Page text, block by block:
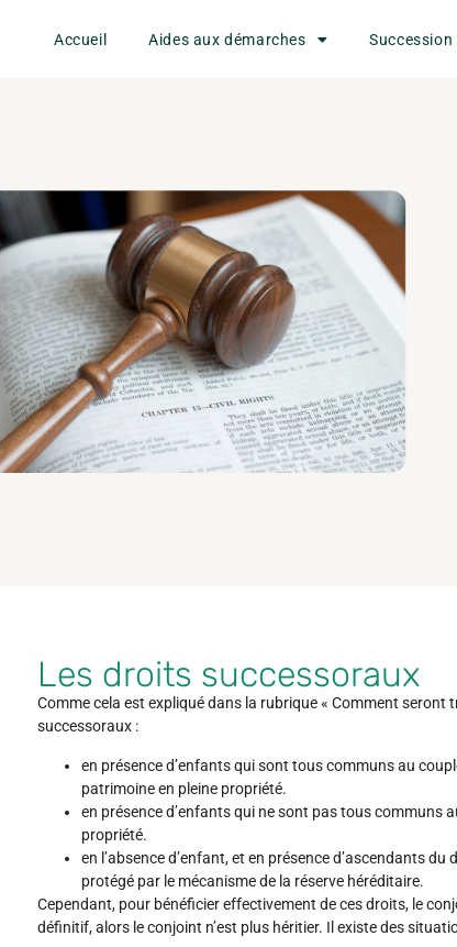
Accueil Aides aux démarches Succession
Les droits successoraux
Comme cela est expliqué dans la rubrique « Comment
successoraux :
en présence d’enfants qui sont tous communs au
patrimoine en pleine propriété.
en présence d’enfants qui ne sont pas tous communs
propriété.
en l’absence d’enfant, et en présence d’ascendants
protégé par le mécanisme de la réserve héréditaire.
Cependant, pour bénéficier effectivement de ces droits, le
définitif, alors le conjoint n’est plus héritier. Il existe des